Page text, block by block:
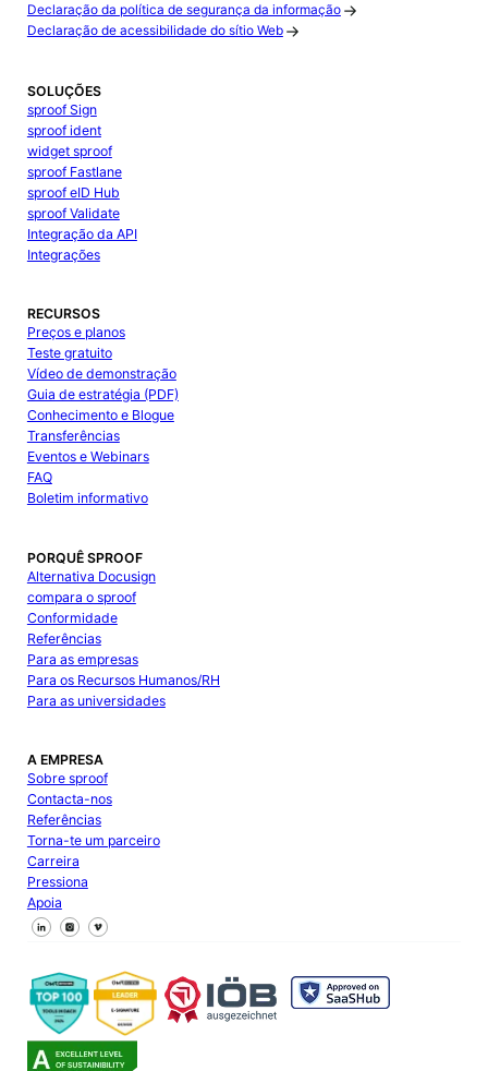
Declaração da política de segurança da informação
Declaração de acessibilidade do sítio Web
SOLUÇÕES
sproof Sign
sproof ident
widget sproof
sproof Fastlane
sproof eID Hub
sproof Validate
Integração da API
Integrações
RECURSOS
Preços e planos
Teste gratuito
Vídeo de demonstração
Guia de estratégia (PDF)
Conhecimento e Blogue
Transferências
Eventos e Webinars
FAQ
Boletim informativo
PORQUÊ SPROOF
Alternativa Docusign
compara o sproof
Conformidade
Referências
Para as empresas
Para os Recursos Humanos/RH
Para as universidades
A EMPRESA
Sobre sproof
Contacta-nos
Referências
Torna-te um parceiro
Carreira
Pressiona
Apoia
Segue-nos no Facebook
Segue-nos no X
Segue-nos no LinkedIn